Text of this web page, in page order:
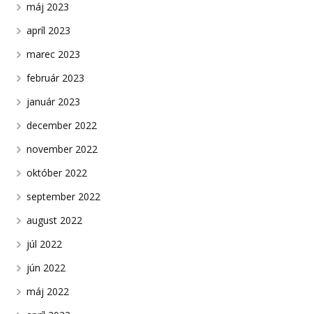
máj 2023
apríl 2023
marec 2023
február 2023
január 2023
december 2022
november 2022
október 2022
september 2022
august 2022
júl 2022
jún 2022
máj 2022